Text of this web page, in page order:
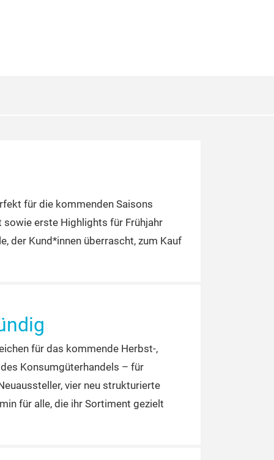
für die kommenden Saisons
erste Highlights für Frühjahr
der Kund*innen überrascht, zum Kauf
für das kommende Herbst-,
Konsumgüterhandels – für
vier neu strukturierte
für alle, die ihr Sortiment gezielt